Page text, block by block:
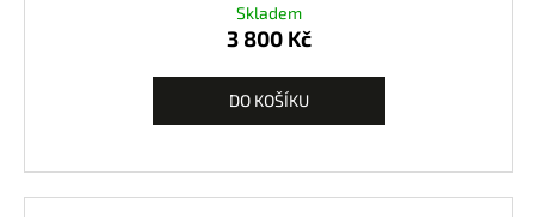
Skladem
3 800 Kč
DO KOŠÍKU